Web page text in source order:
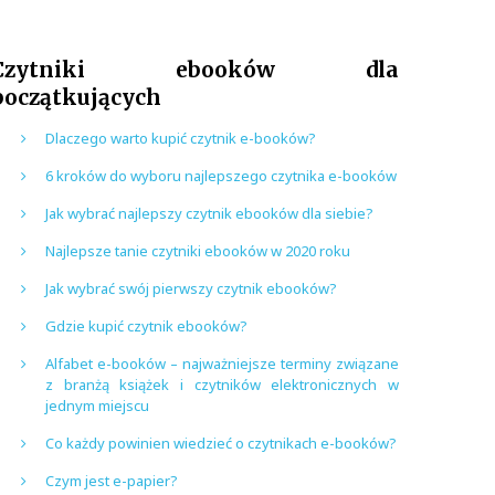
ebooków dla
Dlaczego warto kupić czytnik e-booków?
6 kroków do wyboru najlepszego czytnika e-booków
Jak wybrać najlepszy czytnik ebooków dla siebie?
Najlepsze tanie czytniki ebooków w 2020 roku
Jak wybrać swój pierwszy czytnik ebooków?
Gdzie kupić czytnik ebooków?
Alfabet e-booków – najważniejsze terminy związane
z branżą książek i czytników elektronicznych w
jednym miejscu
Co każdy powinien wiedzieć o czytnikach e-booków?
Czym jest e-papier?